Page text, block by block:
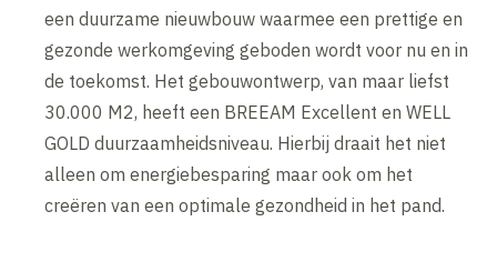
een duurzame nieuwbouw waarmee een prettige en
gezonde werkomgeving geboden wordt voor nu en in
de toekomst. Het gebouwontwerp, van maar liefst
30.000 M2, heeft een BREEAM Excellent en WELL
GOLD duurzaamheidsniveau. Hierbij draait het niet
alleen om energiebesparing maar ook om het
creëren van een optimale gezondheid in het pand.